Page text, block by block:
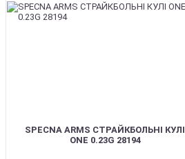
SPECNA ARMS СТРАЙКБОЛЬНІ КУЛІ
ONE 0.23G 28194